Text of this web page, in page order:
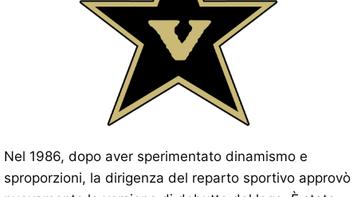
Nel 1986, dopo aver sperimentato dinamismo e
sproporzioni, la dirigenza del reparto sportivo approvò